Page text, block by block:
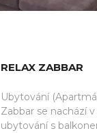
RELAX ZABBAR
Ubytování
Zabbar se nachází
ubytování s